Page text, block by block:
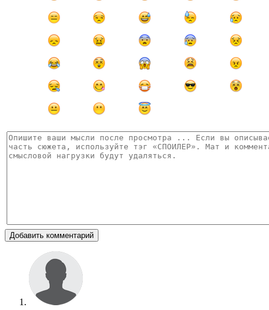
Добавить комментарий